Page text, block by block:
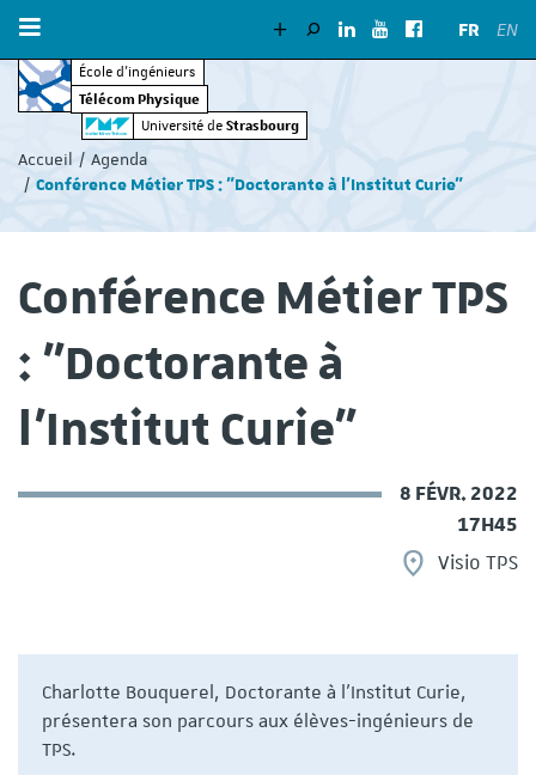
École d’ingénieurs
Télécom Physique
Université de Strasbourg
FR EN
êtes
ici
Accueil
Agenda
Conférence Métier TPS : "Doctorante à l'Institut Curie"
Conférence Métier TPS
: "Doctorante à
l'Institut Curie"
8 FÉVR. 2022
17H45
Visio TPS
Charlotte Bouquerel, Doctorante à l'Institut Curie,
présentera son parcours aux élèves-ingénieurs de
TPS.